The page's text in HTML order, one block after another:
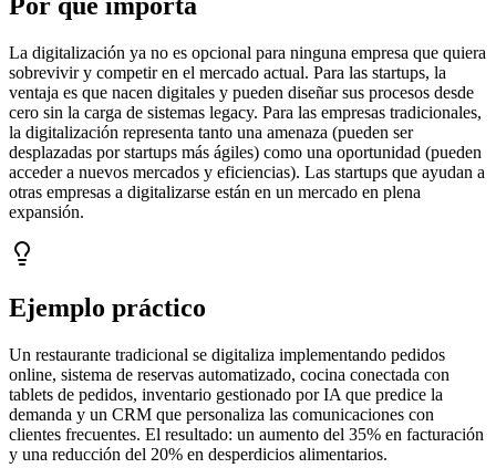
La digitalización ya no es opcional para ninguna empresa que quiera
sobrevivir y competir en el mercado actual. Para las startups, la
ventaja es que nacen digitales y pueden diseñar sus procesos desde
cero sin la carga de sistemas legacy. Para las empresas tradicionales,
la digitalización representa tanto una amenaza (pueden ser
desplazadas por startups más ágiles) como una oportunidad (pueden
acceder a nuevos mercados y eficiencias). Las startups que ayudan a
otras empresas a digitalizarse están en un mercado en plena
expansión.
Ejemplo práctico
Un restaurante tradicional se digitaliza implementando pedidos
online, sistema de reservas automatizado, cocina conectada con
tablets de pedidos, inventario gestionado por IA que predice la
demanda y un CRM que personaliza las comunicaciones con
clientes frecuentes. El resultado: un aumento del 35% en facturación
y una reducción del 20% en desperdicios alimentarios.